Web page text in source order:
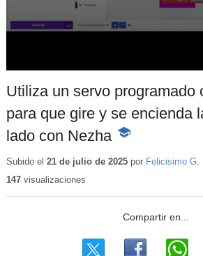
Utiliza un servo programado
para que gire y se encienda
lado con Nezha -
educativo
Subido el 21 de julio de 2025por Felicisimo G.
147visualizaciones